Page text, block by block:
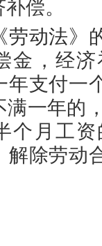
偿。
劳动法》
金，经
年支付一
满一年的
个月工
解除劳